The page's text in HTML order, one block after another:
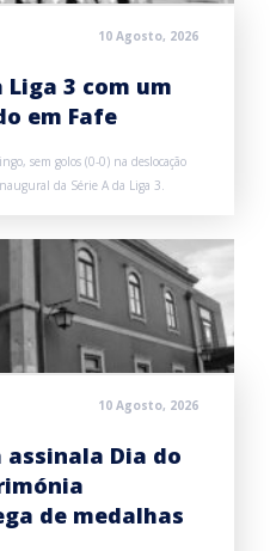
10 Agosto, 2026
3 com um
em Fafe
sem golos (0-0) na deslocação
da Série A da Liga 3.
10 Agosto, 2026
assinala Dia do
de medalhas